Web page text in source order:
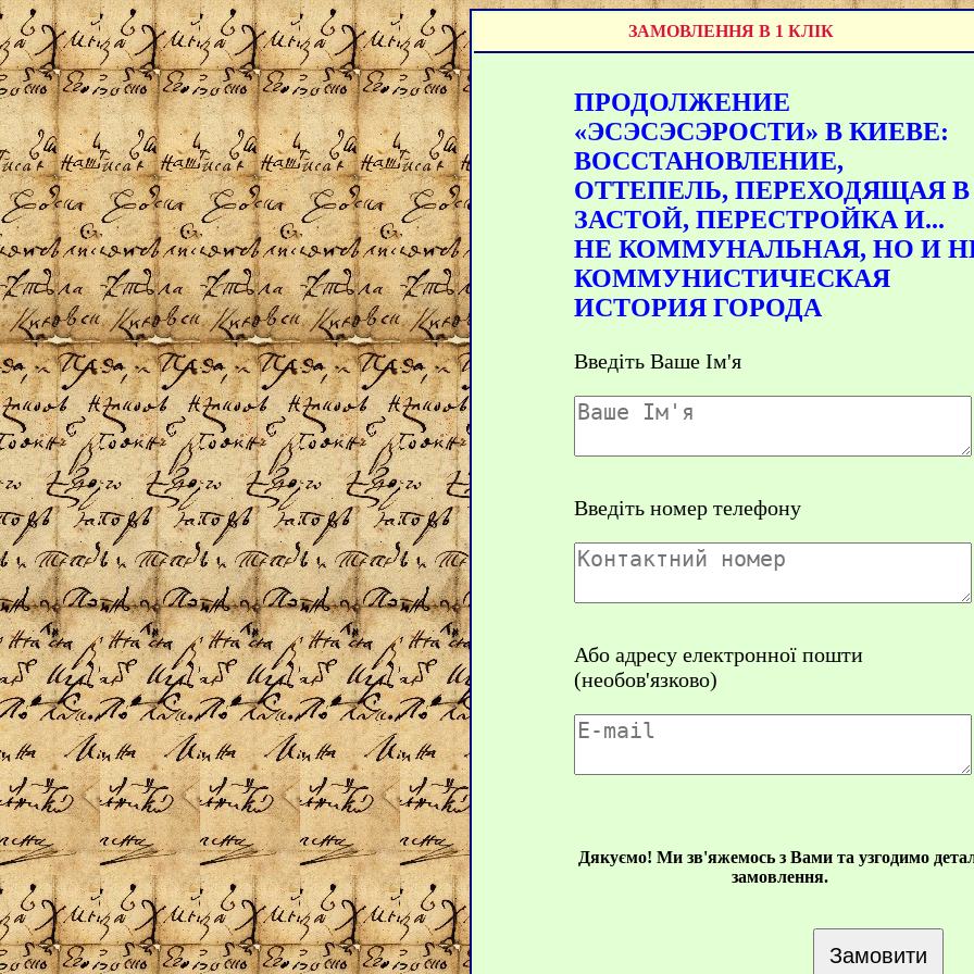
ЗАМОВЛЕННЯ В 1 КЛІК
ПРОДОЛЖЕНИЕ
«ЭСЭСЭСЭРОСТИ» В КИЕВЕ:
ВОССТАНОВЛЕНИЕ,
ОТТЕПЕЛЬ, ПЕРЕХОДЯЩАЯ В
ЗАСТОЙ, ПЕРЕСТРОЙКА И...
НЕ КОММУНАЛЬНАЯ, НО И
КОММУНИСТИЧЕСКАЯ
ИСТОРИЯ ГОРОДА
Введіть Ваше Ім'я
Введіть номер телефону
Або адресу електронної пошти
(необов'язково)
Дякуємо! Ми зв'яжемось з Вами та узгодимо
замовлення.